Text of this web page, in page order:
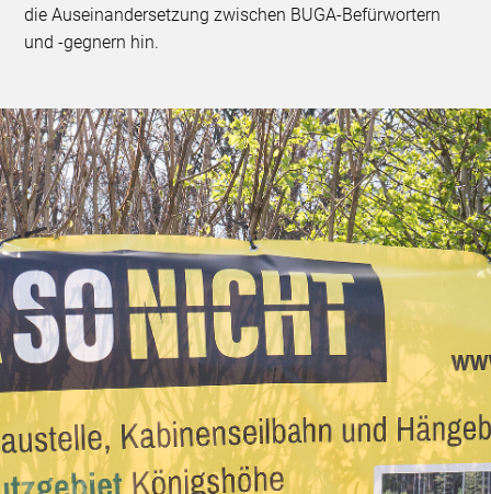
die Auseinandersetzung zwischen BUGA-Befürwortern
und -gegnern hin.